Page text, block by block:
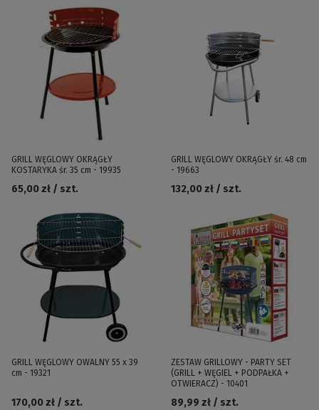
GRILL WĘGLOWY OKRĄGŁY
KOSTARYKA śr. 35 cm - 19935
65,00 zł / szt.
GRILL WĘGLOWY OKRĄGŁY śr. 48 cm
- 19663
132,00 zł / szt.
GRILL WĘGLOWY OWALNY 55 x 39
cm - 19321
170,00 zł / szt.
ZESTAW GRILLOWY - PARTY SET
(GRILL + WĘGIEL + PODPAŁKA +
OTWIERACZ) - 10401
89,99 zł / szt.